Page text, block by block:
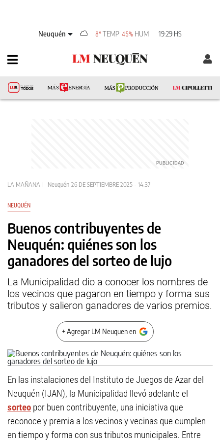
Neuquén 8°TEMP 45% HUM 19:29 HS
LA MAÑANA Neuquén 26 DE SEPTIEMBRE 2025 - 14:37
NEUQUÉN
Buenos contribuyentes de
Neuquén: quiénes son los
ganadores del sorteo de lujo
La Municipalidad dio a conocer los nombres de
los vecinos que pagaron en tiempo y forma sus
tributos y salieron ganadores de varios premios.
+ Agregar LM Neuquen en
En las instalaciones del Instituto de Juegos de Azar del
Neuquén (IJAN), la Municipalidad llevó adelante el
sorteo por buen contribuyente, una iniciativa que
reconoce y premia a los vecinos y vecinas que cumplen
en tiempo y forma con sus tributos municipales. Entre